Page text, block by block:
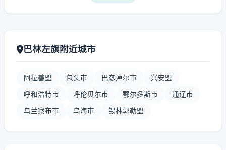
巴林左旗附近城市
阿拉善盟 包头市 巴彦淖尔市 兴安盟
呼和浩特市 呼伦贝尔市 鄂尔多斯市 通辽市
乌兰察布市 乌海市 锡林郭勒盟